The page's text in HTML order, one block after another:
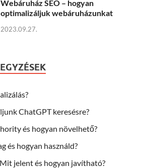
Webáruház SEO – hogyan
optimalizáljuk webáruházunkat
2023.09.27.
ChatGPT keresésre?
és hogyan növelhető?
és hogyan használd?
jelent és hogyan javítható?